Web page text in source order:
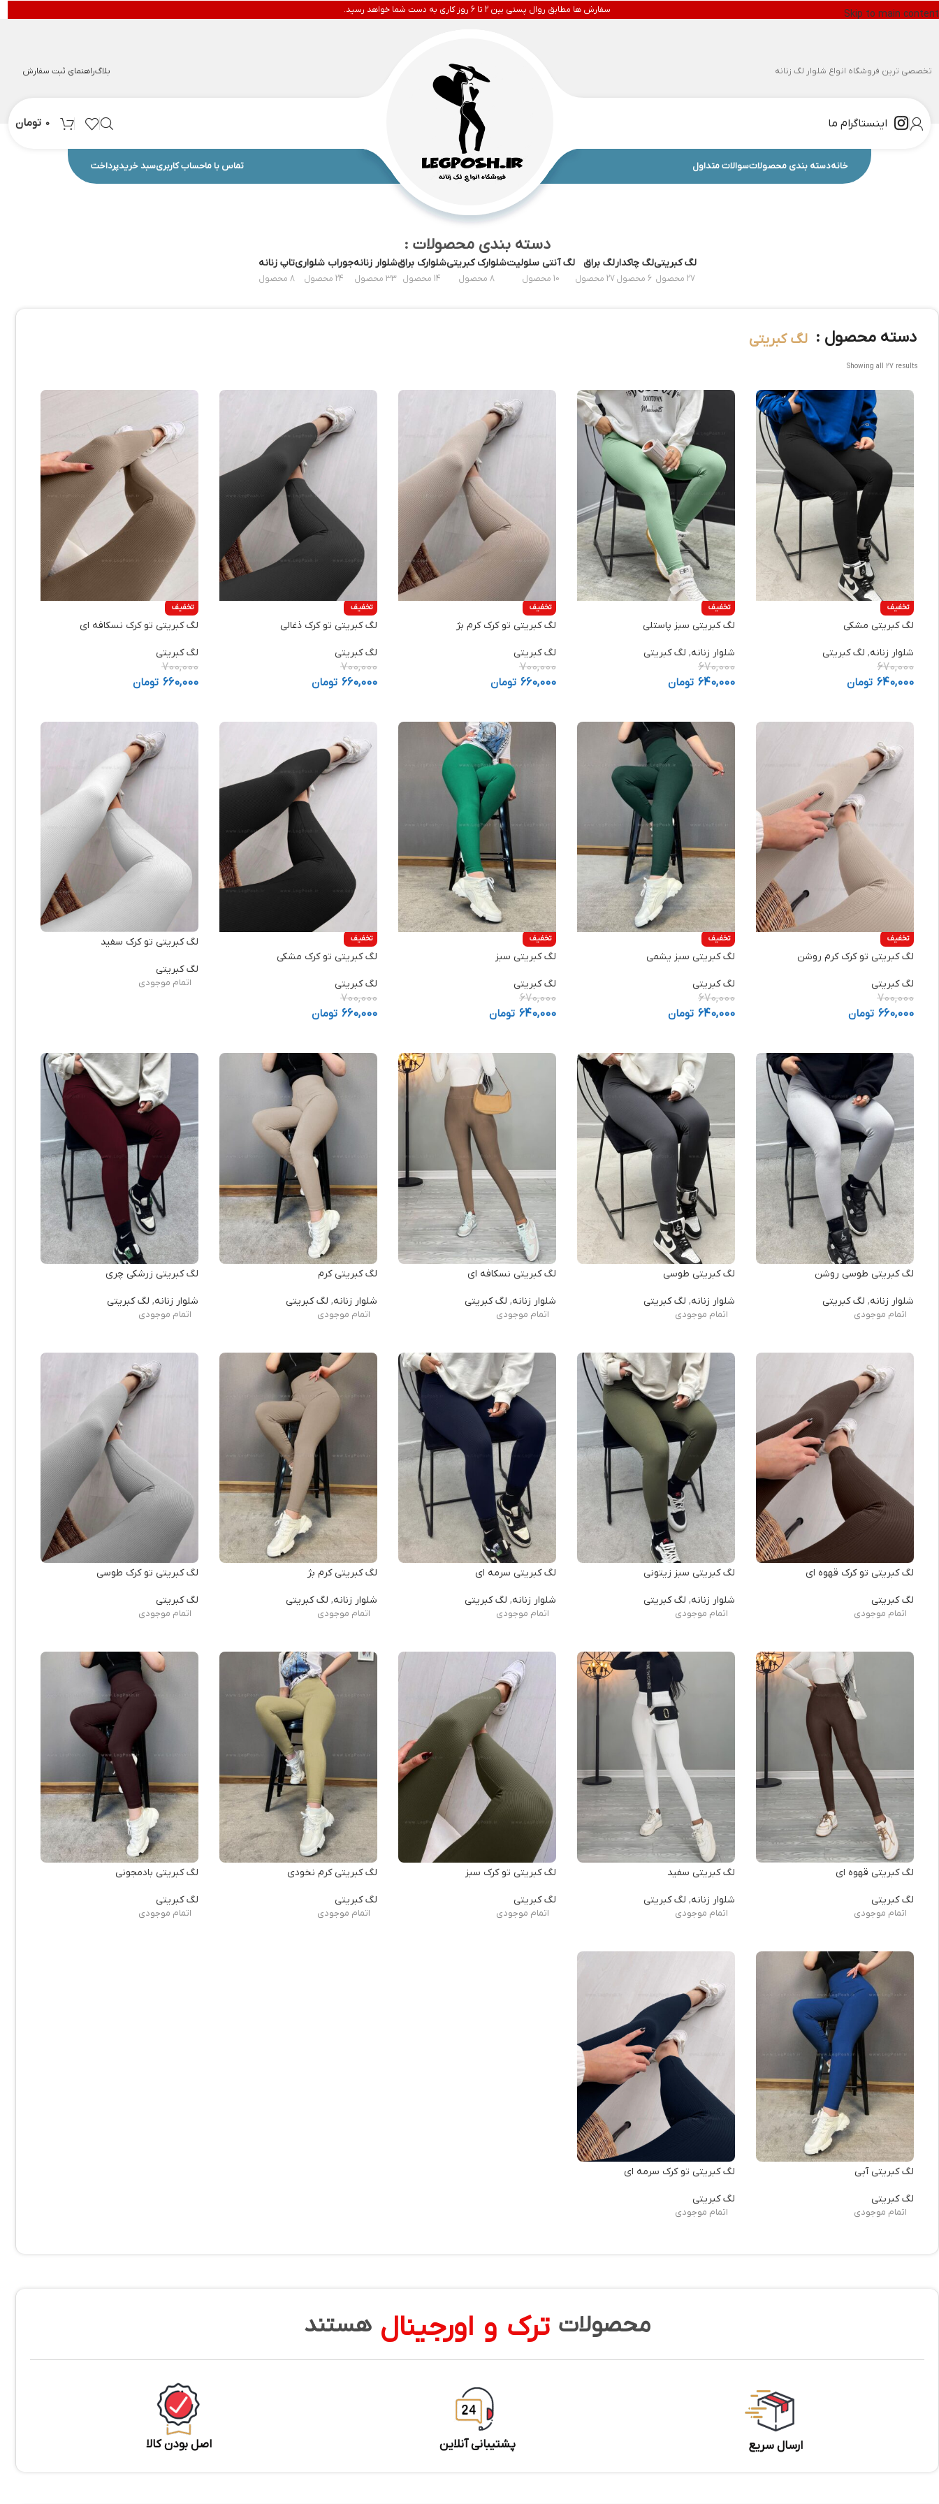
Skip to main content سفارش ها مطابق روال پستی بین 2 تا 6 روز کاری به دست شما خواهد رسید.
تخصصی ترین فروشگاه انواع شلوار لگ زنانه بلاگراهنمای ثبت سفارش
اینستاگرام ما 0 تومان
خانهدسته بندی محصولاتسوالات متداول تماس با ماحساب کاربریسبد خریدپرداخت
دسته بندی محصولات :
لگ کبریتی
27 محصول
لگ چاکدار
6 محصول
لگ براق
27 محصول
لگ آنتی سلولیت
10 محصول
شلوارک کبریتی
8 محصول
شلوارک براق
14 محصول
شلوار زنانه
33 محصول
جوراب شلواری
24 محصول
تاپ زنانه
8 محصول
دسته محصول : لگ کبریتی
Showing all 27 results
تخفیف
لگ کبریتی مشکی
شلوار زنانه, لگ کبریتی
670,000
640,000 تومان
تخفیف
لگ کبریتی سبز پاستلی
شلوار زنانه, لگ کبریتی
670,000
640,000 تومان
تخفیف
لگ کبریتی تو کرک کرم بژ
لگ کبریتی
700,000
660,000 تومان
تخفیف
لگ کبریتی تو کرک ذغالی
لگ کبریتی
700,000
660,000 تومان
تخفیف
لگ کبریتی تو کرک نسکافه ای
لگ کبریتی
700,000
660,000 تومان
تخفیف
لگ کبریتی تو کرک کرم روشن
لگ کبریتی
700,000
660,000 تومان
تخفیف
لگ کبریتی سبز یشمی
لگ کبریتی
670,000
640,000 تومان
تخفیف
لگ کبریتی سبز
لگ کبریتی
670,000
640,000 تومان
تخفیف
لگ کبریتی تو کرک مشکی
لگ کبریتی
700,000
660,000 تومان
لگ کبریتی تو کرک سفید
لگ کبریتی
اتمام موجودی
لگ کبریتی طوسی روشن
شلوار زنانه, لگ کبریتی
اتمام موجودی
لگ کبریتی طوسی
شلوار زنانه, لگ کبریتی
اتمام موجودی
لگ کبریتی نسکافه ای
شلوار زنانه, لگ کبریتی
اتمام موجودی
لگ کبریتی کرم
شلوار زنانه, لگ کبریتی
اتمام موجودی
لگ کبریتی زرشکی چری
شلوار زنانه, لگ کبریتی
اتمام موجودی
لگ کبریتی تو کرک قهوه ای
لگ کبریتی
اتمام موجودی
لگ کبریتی سبز زیتونی
شلوار زنانه, لگ کبریتی
اتمام موجودی
لگ کبریتی سرمه ای
شلوار زنانه, لگ کبریتی
اتمام موجودی
لگ کبریتی کرم بژ
شلوار زنانه, لگ کبریتی
اتمام موجودی
لگ کبریتی تو کرک طوسی
لگ کبریتی
اتمام موجودی
لگ کبریتی قهوه ای
لگ کبریتی
اتمام موجودی
لگ کبریتی سفید
شلوار زنانه, لگ کبریتی
اتمام موجودی
لگ کبریتی تو کرک سبز
لگ کبریتی
اتمام موجودی
لگ کبریتی کرم نخودی
لگ کبریتی
اتمام موجودی
لگ کبریتی بادمجونی
لگ کبریتی
اتمام موجودی
لگ کبریتی آبی
لگ کبریتی
اتمام موجودی
لگ کبریتی تو کرک سرمه ای
لگ کبریتی
اتمام موجودی
محصولات ترک و اورجینال هستند
ارسال سریع پشتیبانی آنلاین اصل بودن کالا